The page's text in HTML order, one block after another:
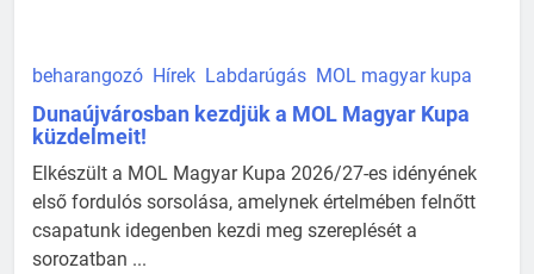
beharangozó Hírek Labdarúgás MOL magyar kupa
Dunaújvárosban kezdjük a MOL Magyar Kupa
küzdelmeit!
Elkészült a MOL Magyar Kupa 2026/27-es idényének
első fordulós sorsolása, amelynek értelmében felnőtt
csapatunk idegenben kezdi meg szereplését a
sorozatban ...